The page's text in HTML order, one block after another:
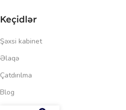
Keçidlər
Şəxsi kabinet
Əlaqə
Çatdırılma
Blog